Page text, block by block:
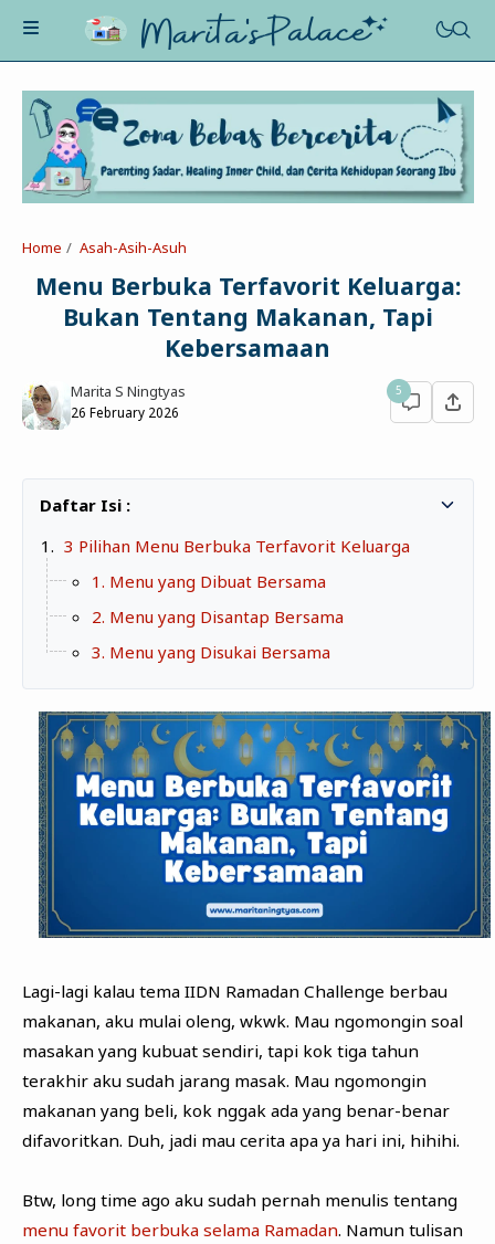
About Me
Contact
Life Motivation
Book Review
Celotehku
Health
Jalan&Jajan
Soal Uang
Sudut Rumah
Blog&Write
Parenting
Zona Curcol
Ngobrolin Film
Home Asah-Asih-Asuh
Menu Berbuka Terfavorit Keluarga:
Bukan Tentang Makanan, Tapi
Kebersamaan
Marita S Ningtyas
26 February 2026
5
3 Pilihan Menu Berbuka Terfavorit Keluarga
1. Menu yang Dibuat Bersama
2. Menu yang Disantap Bersama
3. Menu yang Disukai Bersama
Lagi-lagi kalau tema IIDN Ramadan Challenge berbau
makanan, aku mulai oleng, wkwk. Mau ngomongin soal
masakan yang kubuat sendiri, tapi kok tiga tahun
terakhir aku sudah jarang masak. Mau ngomongin
makanan yang beli, kok nggak ada yang benar-benar
difavoritkan. Duh, jadi mau cerita apa ya hari ini, hihihi.
Btw, long time ago aku sudah pernah menulis tentang
menu favorit berbuka selama Ramadan. Namun tulisan